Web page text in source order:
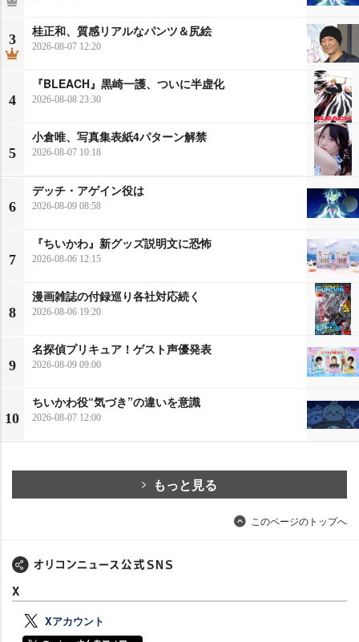
3
桂正和、質感リアルなパンツ＆尻絵
2026-08-07 12:20
4
『BLEACH』黒崎一護、ついに半虚化
2026-08-08 23:30
5
小倉唯、写真集表紙4パターン解禁
2026-08-07 10:18
6
デッチ・アゲイン役は
2026-08-09 08:58
7
『ちいかわ』新グッズ説明文に恐怖
2026-08-06 12:15
8
漫画雑誌の付録巡り各社対応続く
2026-08-06 19:20
9
名探偵プリキュア！ゲスト声優発表
2026-08-09 09:00
10
ちいかわ役“気づき”の違いを意識
2026-08-07 12:00
もっと見る
このページのトップへ
X
Xアカウント